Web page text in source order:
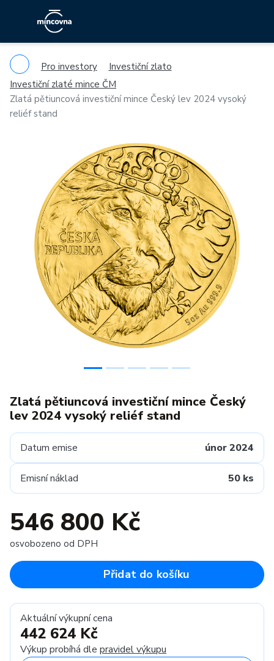
Pro investory
Investiční zlato
Investiční zlaté mince ČM
Zlatá pětiuncová investiční mince Český lev 2024 vysoký
reliéf stand
Previous
Zlatá pětiuncová investiční mince Český
lev 2024 vysoký reliéf stand
Datum emise únor 2024
Emisní náklad 50 ks
546 800 Kč
osvobozeno od DPH
Přidat do košíku
Aktuální výkupní cena
442 624 Kč
Výkup probíhá dle pravidel výkupu